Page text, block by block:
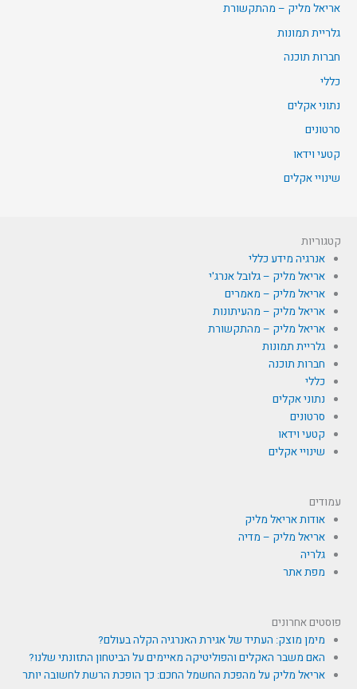
אריאל מליק – מהתקשורת
גלריית תמונות
חברות תוכנה
כללי
נתוני אקלים
סרטונים
קטעי וידאו
שינויי אקלים
קטגוריות
אנרגיה מידע כללי
אריאל מליק – גלובל אנרג'י
אריאל מליק – מאמרים
אריאל מליק – מהעיתונות
אריאל מליק – מהתקשורת
גלריית תמונות
חברות תוכנה
כללי
נתוני אקלים
סרטונים
קטעי וידאו
שינויי אקלים
עמודים
אודות אריאל מליק
אריאל מליק – מדיה
גלריה
מפת אתר
פוסטים אחרונים
מימן מוצק: העתיד של אגירת האנרגיה הקלה בעולם?
האם משבר האקלים והפוליטיקה מאיימים על הביטחון התזונתי שלנו?
אריאל מליק על מהפכת החשמל החכם: כך הופכת הרשת לחשובה יותר